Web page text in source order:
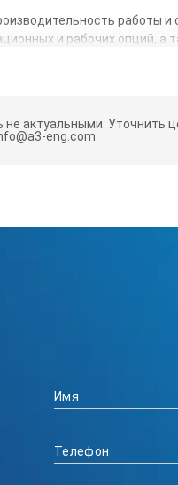
работы и
и рабочих опций, а
из вторичного меню
ПК. Вы можете
°C (этанол)
°C (этанол)
°C (вода)
актуальными. Уточнить
eng.com.